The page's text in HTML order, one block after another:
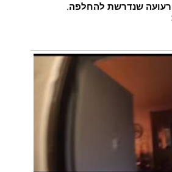
שנדרשת להחלפה.